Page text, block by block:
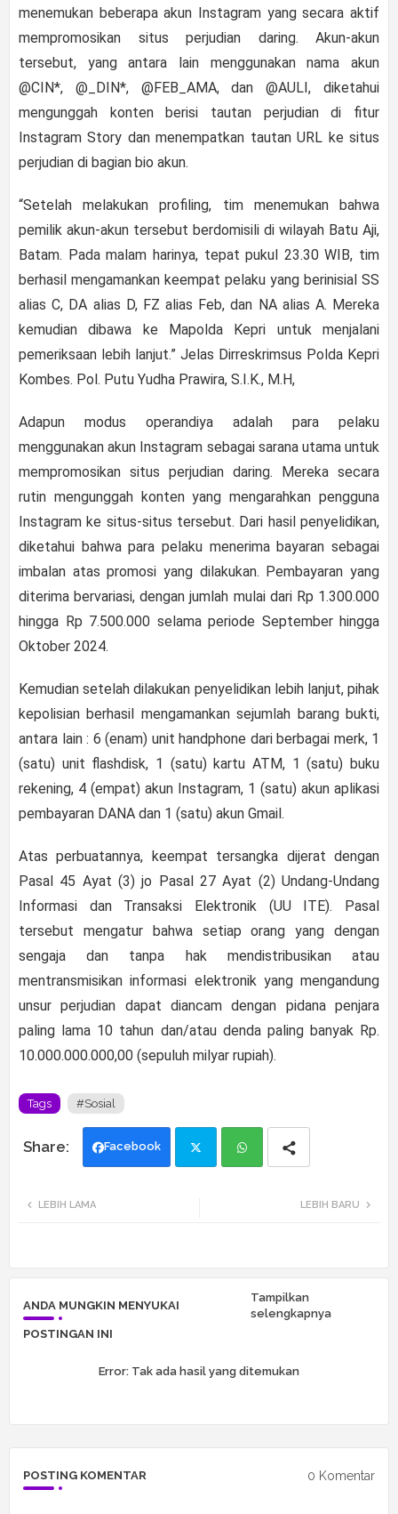
menemukan beberapa akun Instagram yang secara aktif
mempromosikan situs perjudian daring. Akun-akun
tersebut, yang antara lain menggunakan nama akun
@CIN*, @_DIN*, @FEB_AMA, dan @AULI, diketahui
mengunggah konten berisi tautan perjudian di fitur
Instagram Story dan menempatkan tautan URL ke situs
perjudian di bagian bio akun.
“Setelah melakukan profiling, tim menemukan bahwa
pemilik akun-akun tersebut berdomisili di wilayah Batu Aji,
Batam. Pada malam harinya, tepat pukul 23.30 WIB, tim
berhasil mengamankan keempat pelaku yang berinisial SS
alias C, DA alias D, FZ alias Feb, dan NA alias A. Mereka
kemudian dibawa ke Mapolda Kepri untuk menjalani
pemeriksaan lebih lanjut.” Jelas Dirreskrimsus Polda Kepri
Kombes. Pol. Putu Yudha Prawira, S.I.K., M.H,
Adapun modus operandiya adalah para pelaku
menggunakan akun Instagram sebagai sarana utama untuk
mempromosikan situs perjudian daring. Mereka secara
rutin mengunggah konten yang mengarahkan pengguna
Instagram ke situs-situs tersebut. Dari hasil penyelidikan,
diketahui bahwa para pelaku menerima bayaran sebagai
imbalan atas promosi yang dilakukan. Pembayaran yang
diterima bervariasi, dengan jumlah mulai dari Rp 1.300.000
hingga Rp 7.500.000 selama periode September hingga
Oktober 2024.
Kemudian setelah dilakukan penyelidikan lebih lanjut, pihak
kepolisian berhasil mengamankan sejumlah barang bukti,
antara lain : 6 (enam) unit handphone dari berbagai merk, 1
(satu) unit flashdisk, 1 (satu) kartu ATM, 1 (satu) buku
rekening, 4 (empat) akun Instagram, 1 (satu) akun aplikasi
pembayaran DANA dan 1 (satu) akun Gmail.
Atas perbuatannya, keempat tersangka dijerat dengan
Pasal 45 Ayat (3) jo Pasal 27 Ayat (2) Undang-Undang
Informasi dan Transaksi Elektronik (UU ITE). Pasal
tersebut mengatur bahwa setiap orang yang dengan
sengaja dan tanpa hak mendistribusikan atau
mentransmisikan informasi elektronik yang mengandung
unsur perjudian dapat diancam dengan pidana penjara
paling lama 10 tahun dan/atau denda paling banyak Rp.
10.000.000.000,00 (sepuluh milyar rupiah).
Tags #Sosial
Facebook
LEBIH BARU
LEBIH LAMA
ANDA MUNGKIN MENYUKAI
POSTINGAN INI
Tampilkan
selengkapnya
Error: Tak ada hasil yang ditemukan
POSTING KOMENTAR 0 Komentar